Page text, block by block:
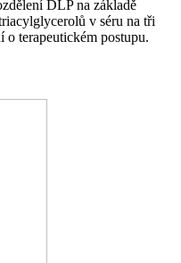
DLP na základě
v séru na tři
o terapeutickém postupu.